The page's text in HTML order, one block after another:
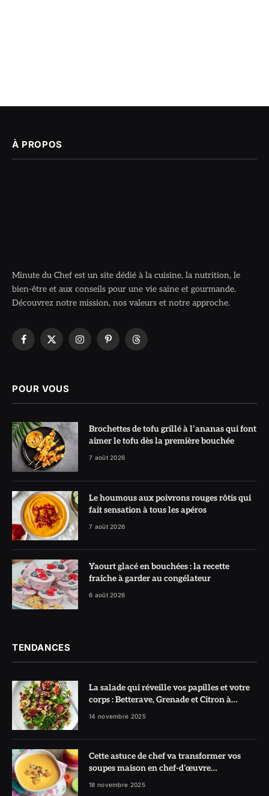
À PROPOS
Minute du Chef est un site dédié à la cuisine, la nutrition, le
bien-être et aux conseils pour une vie saine et gourmande.
Découvrez notre mission, nos valeurs et notre approche.
Facebook
X
InstagramPinterestThreads
POUR VOUS
Brochettes de tofu grillé à l’ananas qui font
aimer le tofu dès la première bouchée
7 août 2026
Le houmous aux poivrons rouges rôtis qui
fait sensation à tous les apéros
7 août 2026
Yaourt glacé en bouchées : la recette
fraîche à garder au congélateur
6 août 2026
TENDANCES
La salade qui réveille vos papilles et votre
corps : Betterave, Grenade et Citron à
l’honneur
14 novembre 2025
Cette astuce de chef va transformer vos
soupes maison en chef-d’œuvre
réconfortant
18 novembre 2025